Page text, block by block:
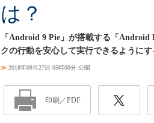
は？
「Android 9 Pie」が搭載する「
クの行動を安心して実行できるようにす
≫ 2018年09月27日 05時00分 公開
印刷／PDF